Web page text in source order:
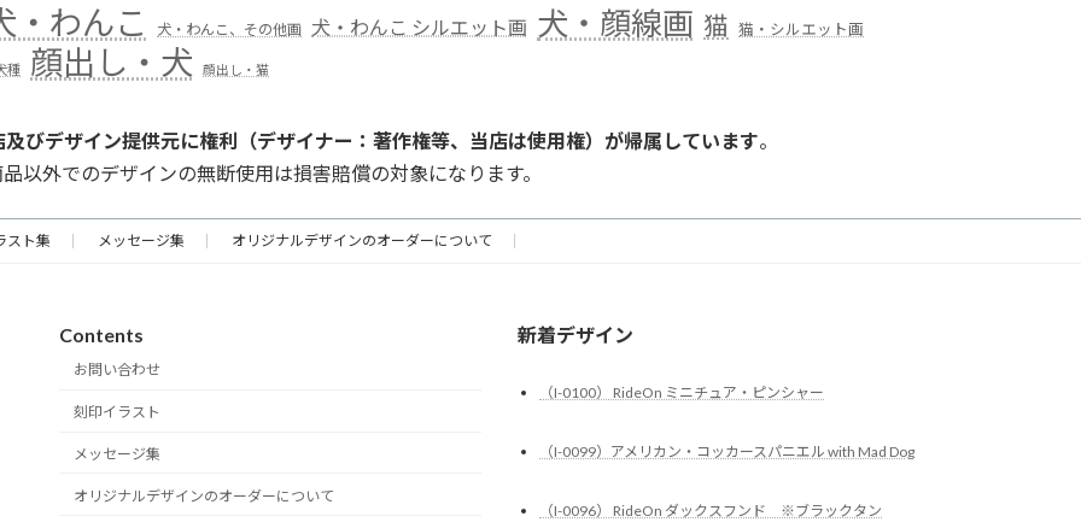
・わんこ 犬・わんこ、その他画 犬・わんこ シルエット画 犬・顔線画 猫 猫・シルエット画
種 顔出し・犬 顔出し・猫
びデザイン提供元に権利（デザイナー：著作権等、当店は使用権）が帰属しています。
以外でのデザインの無断使用は損害賠償の対象になります。
スト集 メッセージ集 オリジナルデザインのオーダーについて
Contents
お問い合わせ
刻印イラスト
メッセージ集
オリジナルデザインのオーダーについて
新着デザイン
（I-0100） RideOn ミニチュア・ピンシャー
（I-0099）アメリカン・コッカースパニエル with Mad Dog
（I-0096） RideOn ダックスフンド ※ブラックタン